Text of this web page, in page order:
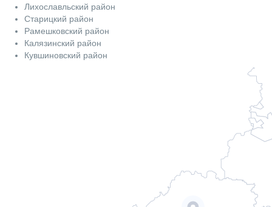
Лихославльский район
Старицкий район
Рамешковский район
Калязинский район
Кувшиновский район